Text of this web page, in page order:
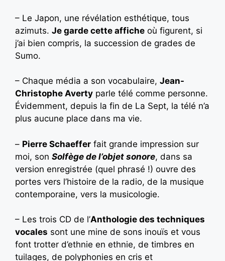
– Le Japon, une révélation esthétique, tous
azimuts. Je garde cette affiche où figurent, si
j’ai bien compris, la succession de grades de
Sumo.
– Chaque média a son vocabulaire, Jean-
Christophe Averty parle télé comme personne.
Évidemment, depuis la fin de La Sept, la télé n’a
plus aucune place dans ma vie.
– Pierre Schaeffer fait grande impression sur
moi, son Solfège de l’objet sonore, dans sa
version enregistrée (quel phrasé !) ouvre des
portes vers l’histoire de la radio, de la musique
contemporaine, vers la musicologie.
– Les trois CD de l’Anthologie des techniques
vocales sont une mine de sons inouïs et vous
font trotter d’ethnie en ethnie, de timbres en
tuilages, de polyphonies en cris et